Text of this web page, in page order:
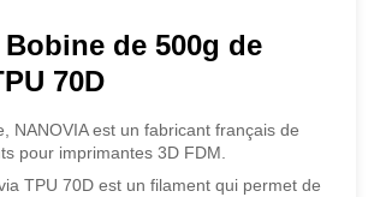
de 500g de
70D
NANOVIA est un fabricant français de
pour imprimantes 3D FDM.
TPU 70D est un filament qui permet de